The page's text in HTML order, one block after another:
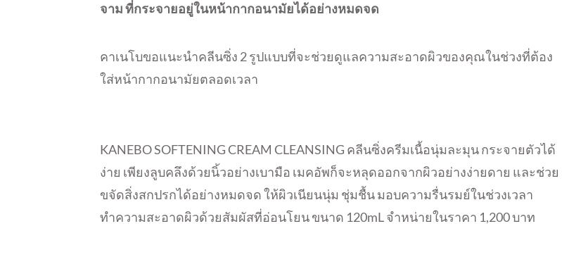
จาม ที่กระจายอยู่ในหน้ากากอนามัยได้อย่างหมดจด
คาเนโบขอแนะนำคลีนซิ่ง 2 รูปแบบที่จะช่วยดูแลความสะอาดผิวของคุณในช่วงที่ต้อง
ใส่หน้ากากอนามัยตลอดเวลา
KANEBO SOFTENING CREAM CLEANSING คลีนซิ่งครีมเนื้อนุ่มละมุน กระจายตัวได้
ง่าย เพียงลูบคลึงด้วยนิ้วอย่างเบามือ เมคอัพก็จะหลุดออกจากผิวอย่างง่ายดาย และช่วย
ขจัดสิ่งสกปรกได้อย่างหมดจด ให้ผิวเนียนนุ่ม ชุ่มชื้น มอบความรื่นรมย์ในช่วงเวลา
ทำความสะอาดผิวด้วยสัมผัสที่อ่อนโยน ขนาด 120mL จำหน่ายในราคา 1,200 บาท